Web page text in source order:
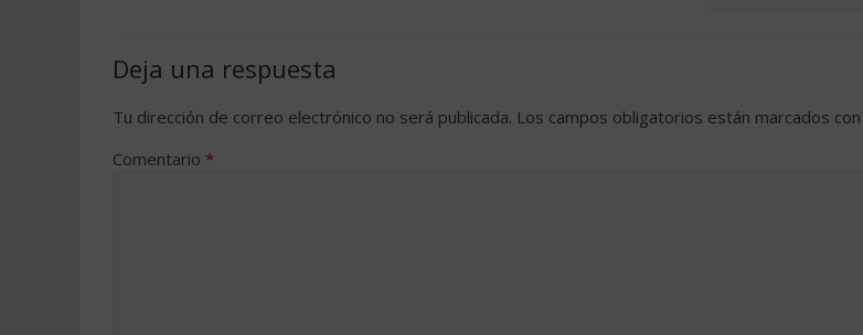
Deja una respuesta
Tu dirección de correo electrónico no será publicada. Los campos obligatorios están marcados con
Comentario *